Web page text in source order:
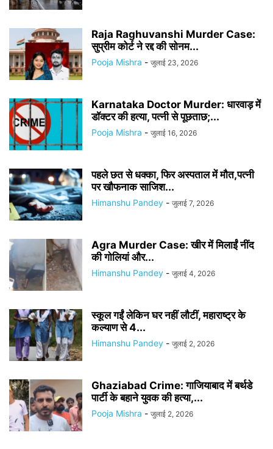
Raja Raghuvanshi Murder Case:
सुप्रीम कोर्ट ने रद्द की सोनम...
Pooja Mishra - जुलाई 23, 2026
Karnataka Doctor Murder: धारवाड़ में
डॉक्टर की हत्या, पत्नी से पूछताछ;...
Pooja Mishra - जुलाई 16, 2026
पहले छत से धक्का, फिर अस्पताल में मौत,पत्नी
पर खौफनाक साजिश...
Himanshu Pandey - जुलाई 7, 2026
Agra Murder Case: खीर में मिलाईं नींद
की गोलियां और...
Himanshu Pandey - जुलाई 4, 2026
स्कूल गईं लेकिन घर नहीं लौटीं, महाराष्ट्र के
कल्याण से 4...
Himanshu Pandey - जुलाई 2, 2026
Ghaziabad Crime: गाजियाबाद में बर्थडे
पार्टी के बहाने युवक की हत्या,...
Pooja Mishra - जुलाई 2, 2026